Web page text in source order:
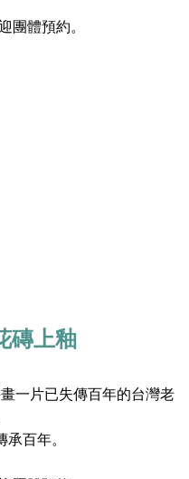
團體預約。
磚上釉
一片已失傳百年的台灣老
百年。